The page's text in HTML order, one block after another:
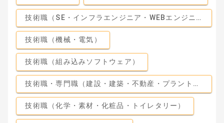
技術職（SE・インフラエンジニア・WEBエンジニア）
技術職（機械・電気）
技術職（組み込みソフトウェア）
技術職・専門職（建設・建築・不動産・プラント・工場）
技術職（化学・素材・化粧品・トイレタリー）